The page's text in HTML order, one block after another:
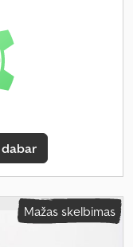
Mažas skelbimas